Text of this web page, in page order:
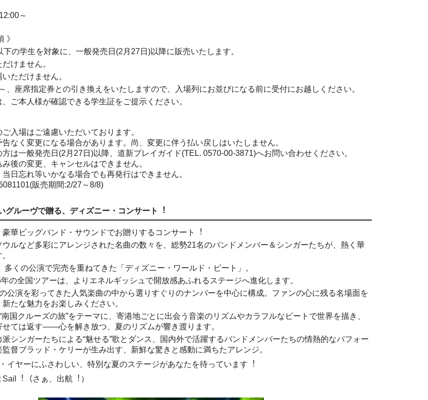
～
》
の学生を対象に、一般発売日(2月27日)以降に販売いたします。
けません。
ただけません。
座席指定券との引き換えをいたしますので、入場列にお並びになる前に受付にお越しください。
ご本人様が確認できる学生証をご提示ください。
入場はご遠慮いただいております。
なく変更になる場合があります。尚、変更に伴う払い戻しはいたしません。
は一般発売日(2月27日)以降、道新プレイガイド(TEL. 0570-00-3871)へお問い合わせください。
後の変更、キャンセルはできません。
日忘れ等いかなる場合でも再発行はできません。
販売期間:2/27～8/8)
グルーヴで贈る、ディズニー・コンサート︕
華ビッグバンド・サウンドでお贈りするコンサート︕
ウルなど多彩にアレンジされた名曲の数々を、総勢21名のバンドメンバー＆シンガーたちが、熱く華
多くの公演で完売を重ねてきた「ディズニー・ワールド・ビート」。
の全国ツアーは、よりエネルギッシュで開放感あふれるステージへ進化します。
公演を彩ってきた⼈気楽曲の中から選りすぐりのナンバーを中⼼に構成。ファンの⼼に残る名場⾯を
たな魅⼒をお楽しみください。
国クルーズの旅”をテーマに、寄港地ごとに出会う⾳楽のリズムやカラフルなビートで世界を描き、
せては返す――⼼を解き放つ、夏のリズムが響き渡ります。
派シンガーたちによる“魅せる”歌とダンス、国内外で活躍するバンドメンバーたちの情熱的なパフォー
督ブラッド・ケリーが⽣み出す、新鮮な驚きと感動に満ちたアレンジ。
イヤーにふさわしい、特別な夏のステージがあなたを待っています︕
（さぁ、出航︕）